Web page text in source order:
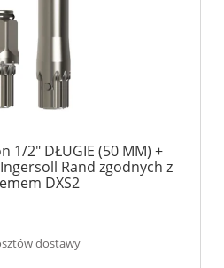
1/2" DŁUGIE (50 MM) +
Rand zgodnych z
DXS2
dostawy